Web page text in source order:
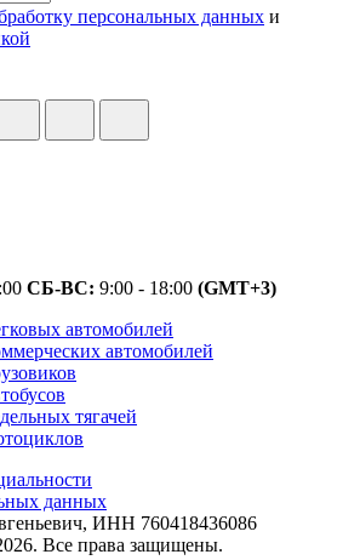
персональных данных и
СБ-ВС: 9:00 - 18:00 (GMT+3)
автомобилей
автомобилей
тягачей
данных
ИНН 760418436086
Все права защищены.